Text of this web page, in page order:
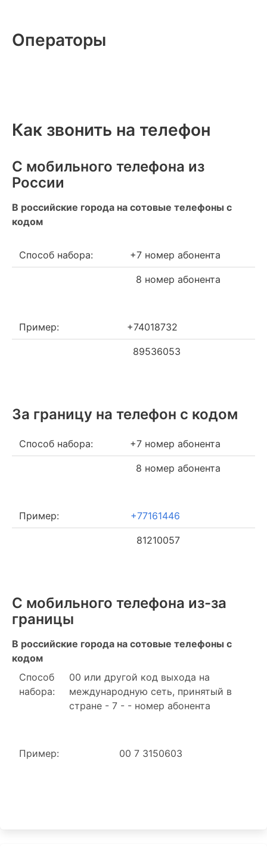
Операторы
Как звонить на телефон
С мобильного телефона из
России
В российские города на сотовые телефоны с
кодом
Способ набора: +7 номер абонента
8 номер абонента
Пример: +74018732
89536053
За границу на телефон c кодом
Способ набора: +7 номер абонента
8 номер абонента
Пример: +77161446
81210057
С мобильного телефона из-за
границы
В российские города на сотовые телефоны с
кодом
Способ
набора:
00 или другой код выхода на
международную сеть, принятый в
стране - 7 - - номер абонента
Пример: 00 7 3150603